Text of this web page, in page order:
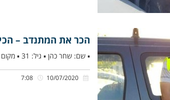
הכר את המתנדב –
▪ שם: שחר כהן ▪ גיל: 31 ▪ מקום מגורים: ישוב ניצן ▪ עיסוק: מנכ”ל עמותה ▪ תפקיד בארגון: כונן